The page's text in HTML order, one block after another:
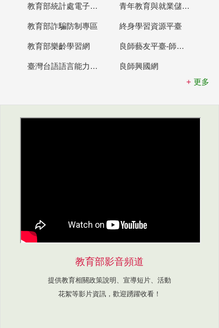
教育部統計處電子書櫃 青年教育與就業儲蓄帳戶
教育部詐騙防制專區 終身學習資源平臺
教育部樂齡學習網 良師藝友平臺-師資培育整合平臺
臺灣台語語言能力認證網站
良師興國網
更多
教育部影音頻道
提供教育相關政策說明、宣導短片、活動
花絮等影片資訊，歡迎踴躍收看！